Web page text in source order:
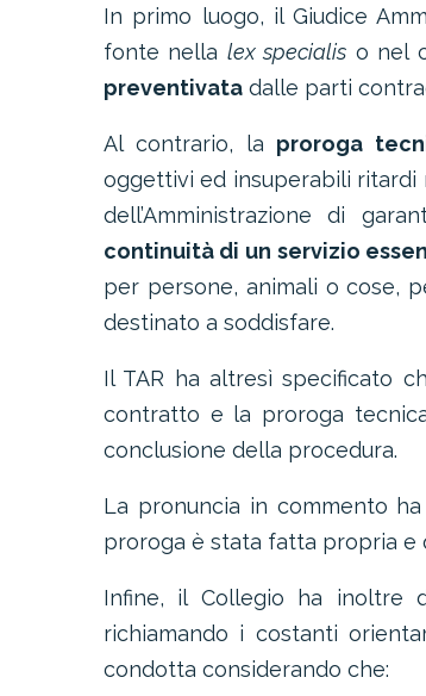
In primo luogo, il Giudice
fonte nella lex specialis o nel
preventivata dalle parti
Al contrario, la proroga
oggettivi ed insuperabili ritardi
dell’Amministrazione di
continuità di un servizio
per persone, animali o cose,
destinato a soddisfare.
Il TAR ha altresì specificato
contratto e la proroga
conclusione della procedura.
La pronuncia in commento
proroga è stata fatta propria e
Infine, il Collegio ha inoltre
richiamando i costanti
condotta considerando che: